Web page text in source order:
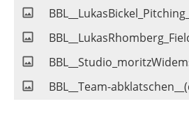
BBL__Team-